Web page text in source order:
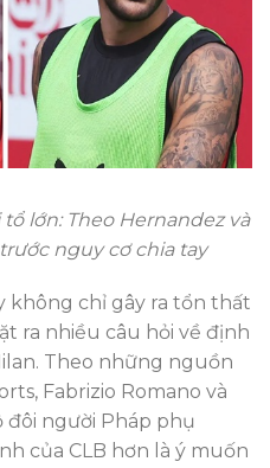
lớn: Theo Hernandez và
nguy cơ chia tay
không chỉ gây ra tổn thất
ra nhiều câu hỏi về định
Theo những nguồn
Fabrizio Romano và
đôi người Pháp phụ
của CLB hơn là ý muốn